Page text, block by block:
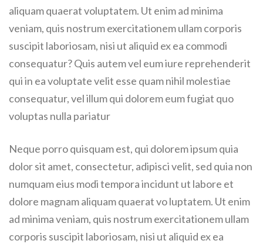
aliquam quaerat voluptatem. Ut enim ad minima
veniam, quis nostrum exercitationem ullam corporis
suscipit laboriosam, nisi ut aliquid ex ea commodi
consequatur? Quis autem vel eum iure reprehenderit
qui in ea voluptate velit esse quam nihil molestiae
consequatur, vel illum qui dolorem eum fugiat quo
voluptas nulla pariatur
Neque porro quisquam est, qui dolorem ipsum quia
dolor sit amet, consectetur, adipisci velit, sed quia non
numquam eius modi tempora incidunt ut labore et
dolore magnam aliquam quaerat vo luptatem. Ut enim
ad minima veniam, quis nostrum exercitationem ullam
corporis suscipit laboriosam, nisi ut aliquid ex ea